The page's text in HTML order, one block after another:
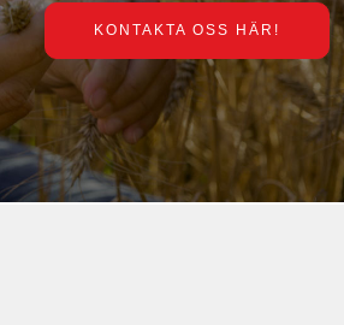
KONTAKTA OSS HÄR!